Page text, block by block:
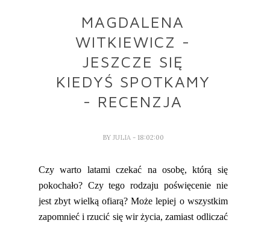
MAGDALENA
WITKIEWICZ -
JESZCZE SIĘ
KIEDYŚ SPOTKAMY
- RECENZJA
BY JULIA - 18:02:00
Czy warto latami czekać na osobę, którą się
pokochało? Czy tego rodzaju poświęcenie nie
jest zbyt wielką ofiarą?Może lepiej o wszystkim
zapomnieć i rzucić się wir życia, zamiast odliczać